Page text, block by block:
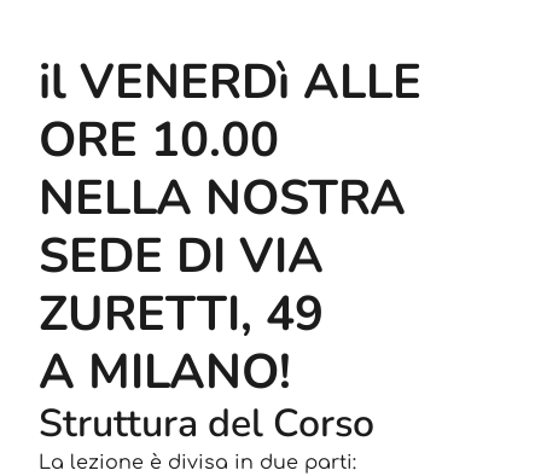
il VENERDì ALLE
ORE 10.00
NELLA NOSTRA
SEDE DI VIA
ZURETTI, 49
A MILANO!
Struttura del Corso
La lezione è divisa in due parti: